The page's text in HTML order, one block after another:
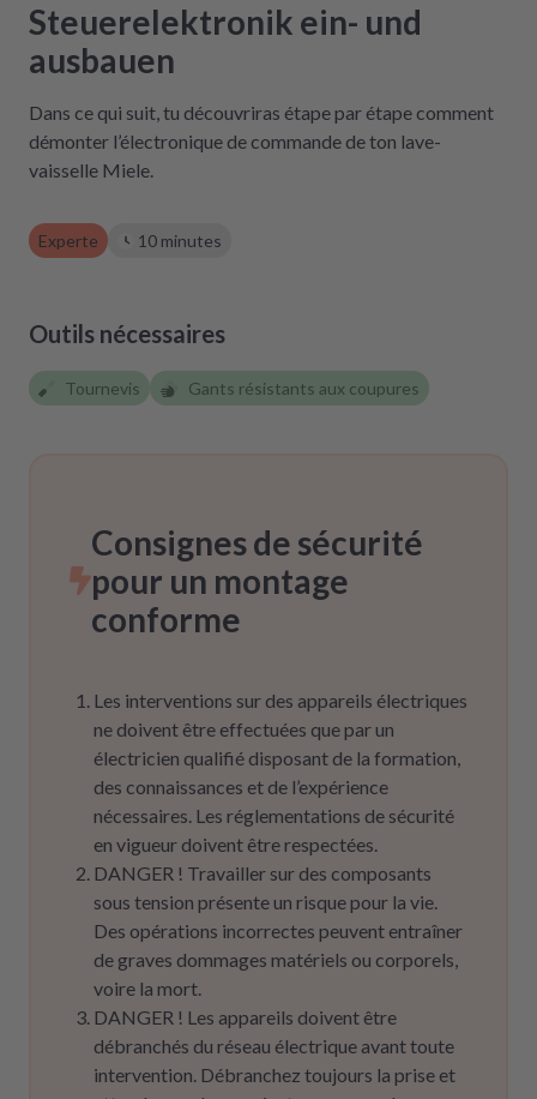
Steuerelektronik ein- und
ausbauen
Dans ce qui suit, tu découvriras étape par étape comment
démonter l’électronique de commande de ton lave-
vaisselle Miele.
Experte 10 minutes
Outils nécessaires
Tournevis Gants résistants aux coupures
Consignes de sécurité
pour un montage
conforme
Les interventions sur des appareils électriques
ne doivent être effectuées que par un
électricien qualifié disposant de la formation,
des connaissances et de l’expérience
nécessaires. Les réglementations de sécurité
en vigueur doivent être respectées.
DANGER ! Travailler sur des composants
sous tension présente un risque pour la vie.
Des opérations incorrectes peuvent entraîner
de graves dommages matériels ou corporels,
voire la mort.
DANGER ! Les appareils doivent être
débranchés du réseau électrique avant toute
intervention. Débranchez toujours la prise et